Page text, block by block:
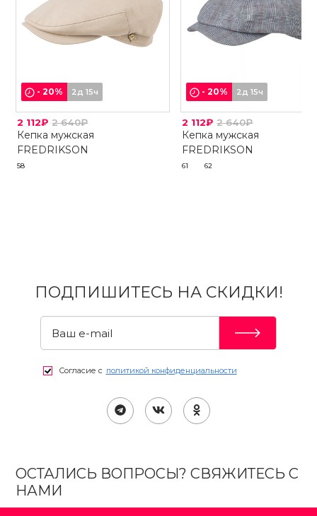
-20% 2д 15ч
2 112₽ 2 640₽
Кепка мужская
FREDRIKSON
58
-20% 2д 15ч
2 112₽ 2 640₽
Кепка мужская
FREDRIKSON
61 62
ПОДПИШИТЕСЬ НА СКИДКИ!
Согласие с политикой конфиденциальности
ОСТАЛИСЬ ВОПРОСЫ? СВЯЖИТЕСЬ С
НАМИ